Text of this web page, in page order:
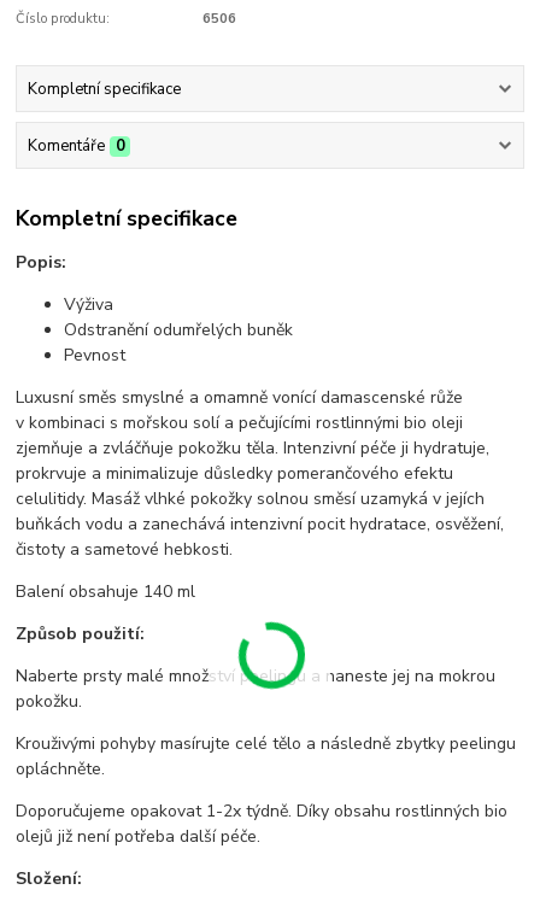
Číslo produktu: 6506
Kompletní specifikace
Komentáře 0
Kompletní specifikace
Popis:
Výživa
Odstranění odumřelých buněk
Pevnost
Luxusní směs smyslné a omamně vonící damascenské růže
v kombinaci s mořskou solí a pečujícími rostlinnými bio oleji
zjemňuje a zvláčňuje pokožku těla. Intenzivní péče ji hydratuje,
prokrvuje a minimalizuje důsledky pomerančového efektu
celulitidy. Masáž vlhké pokožky solnou směsí uzamyká v jejích
buňkách vodu a zanechává intenzivní pocit hydratace, osvěžení,
čistoty a sametové hebkosti.
Balení obsahuje 140 ml
Způsob použití:
Naberte prsty malé množství peelingu a naneste jej na mokrou
pokožku.
Krouživými pohyby masírujte celé tělo a následně zbytky peelingu
opláchněte.
Doporučujeme opakovat 1-2x týdně. Díky obsahu rostlinných bio
olejů již není potřeba další péče.
Složení: